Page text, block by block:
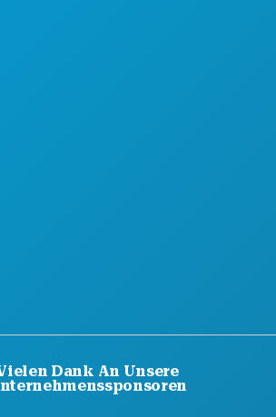
Dank An Unsere